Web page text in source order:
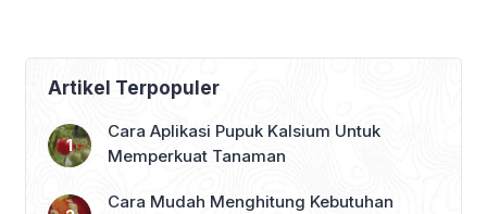
NITREA
Artikel Terpopuler
Cara Aplikasi Pupuk Kalsium Untuk
Memperkuat Tanaman
Cara Mudah Menghitung Kebutuhan